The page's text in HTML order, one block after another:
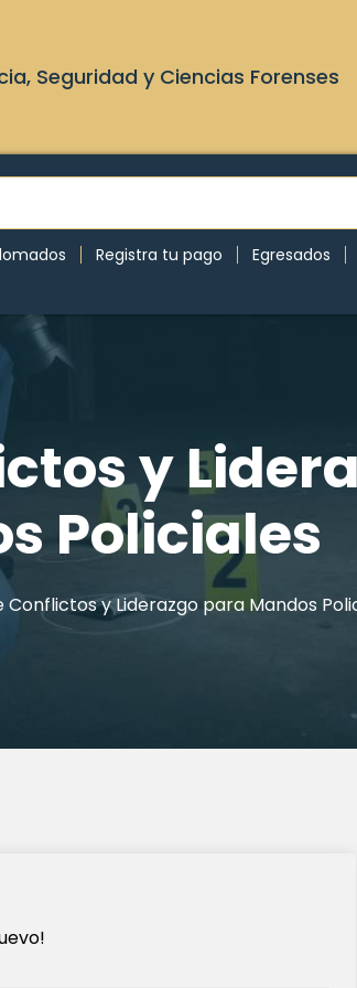
Seguridad y Ciencias Forenses
Registra tu pago Egresados
y
Policiales
Conflictos y Liderazgo para Mandos